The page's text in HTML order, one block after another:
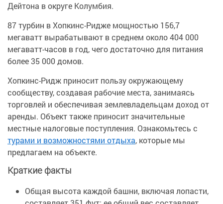
Дейтона в округе Колумбия.
87 турбин в Хопкинс-Ридже мощностью 156,7
мегаватт вырабатывают в среднем около 404 000
мегаватт-часов в год, чего достаточно для питания
более 35 000 домов.
Хопкинс-Ридж приносит пользу окружающему
сообществу, создавая рабочие места, занимаясь
торговлей и обеспечивая землевладельцам доход от
аренды. Объект также приносит значительные
местные налоговые поступления. Ознакомьтесь с
турами и возможностями отдыха, которые мы
предлагаем на объекте.
Краткие факты
Общая высота каждой башни, включая лопасти,